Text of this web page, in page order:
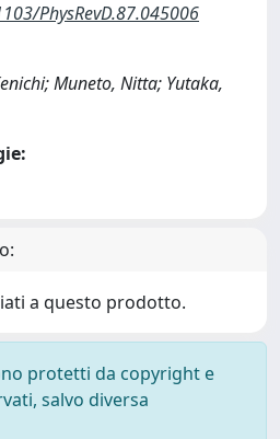
PhysRevD.87.045006
Muneto, Nitta; Yutaka,
a questo prodotto.
protetti da copyright e
salvo diversa